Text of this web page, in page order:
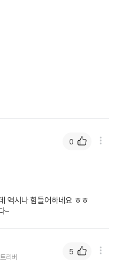
규소,D-소르비톨,글리세린,폴
1호,조합향료,정제수
역시나 힘들어하네요 ㅎㅎ
~
0
리버
5